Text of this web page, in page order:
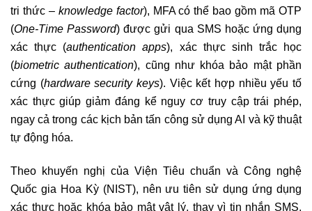
tri thức – knowledge factor), MFA có thể bao gồm mã OTP
(One-Time Password) được gửi qua SMS hoặc ứng dụng
xác thực (authentication apps), xác thực sinh trắc học
(biometric authentication), cũng như khóa bảo mật phần
cứng (hardware security keys). Việc kết hợp nhiều yếu tố
xác thực giúp giảm đáng kể nguy cơ truy cập trái phép,
ngay cả trong các kịch bản tấn công sử dụng AI và kỹ thuật
tự động hóa.
Theo khuyến nghị của Viện Tiêu chuẩn và Công nghệ
Quốc gia Hoa Kỳ (NIST), nên ưu tiên sử dụng ứng dụng
xác thực hoặc khóa bảo mật vật lý, thay vì tin nhắn SMS,